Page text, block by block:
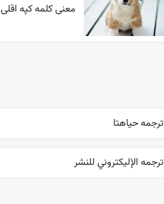
معنی کلمه کپه اقلی
ترجمه حياهتا
ترجمه الإليکتروني للنشر